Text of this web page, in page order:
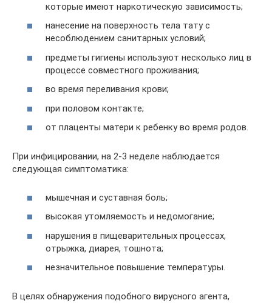
которые имеют наркотическую зависимость;
нанесение на поверхность тела тату с
несоблюдением санитарных условий;
предметы гигиены используют несколько лиц в
процессе совместного проживания;
во время переливания крови;
при половом контакте;
от плаценты матери к ребенку во время родов.
При инфицировании, на 2-3 неделе наблюдается
следующая симптоматика:
мышечная и суставная боль;
высокая утомляемость и недомогание;
нарушения в пищеварительных процессах,
отрыжка, диарея, тошнота;
незначительное повышение температуры.
В целях обнаружения подобного вирусного агента,